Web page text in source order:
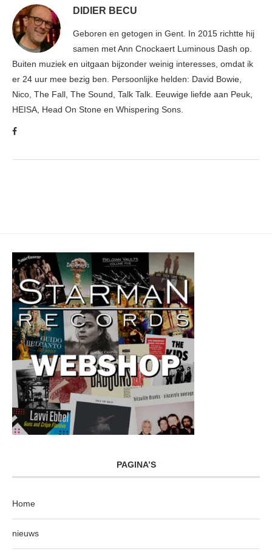
DIDIER BECU
Geboren en getogen in Gent. In 2015 richtte hij
samen met Ann Cnockaert Luminous Dash op.
Buiten muziek en uitgaan bijzonder weinig interesses, omdat ik
er 24 uur mee bezig ben. Persoonlijke helden: David Bowie,
Nico, The Fall, The Sound, Talk Talk. Eeuwige liefde aan Peuk,
HEISA, Head On Stone en Whispering Sons.
PAGINA’S
Home
nieuws